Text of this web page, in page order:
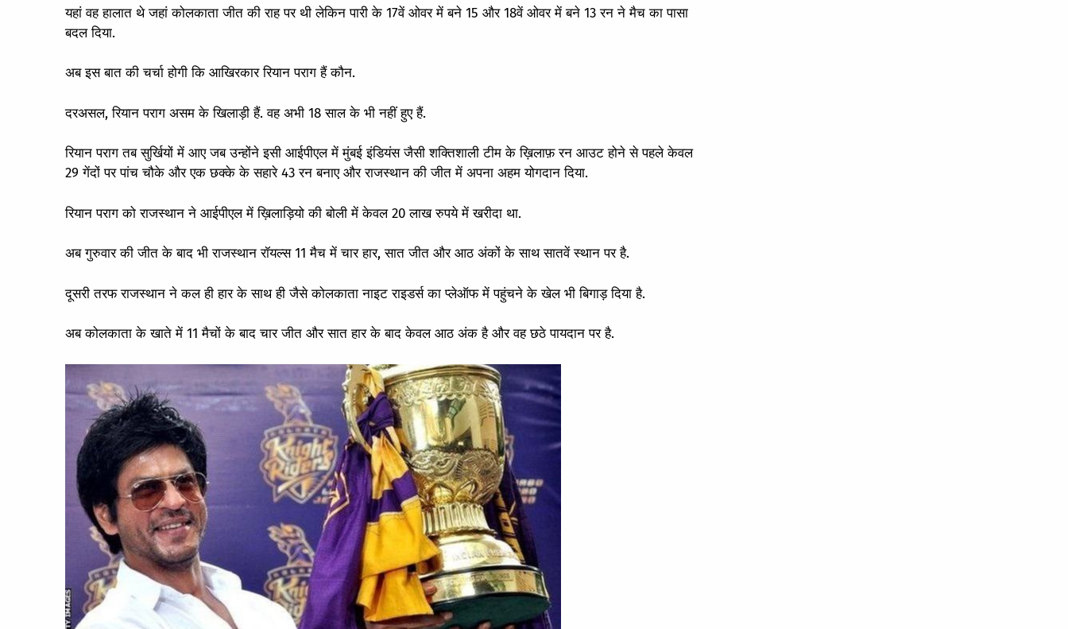
यहां वह हालात थे जहां कोलकाता जीत की राह पर थी लेकिन पारी के 17वें ओवर में बने 15 और 18वें ओवर में बने 13 रन ने मैच का पासा
बदल दिया.
अब इस बात की चर्चा होगी कि आखिरकार रियान पराग हैं कौन.
दरअसल, रियान पराग असम के खिलाड़ी हैं. वह अभी 18 साल के भी नहीं हुए हैं.
रियान पराग तब सुर्खियों में आए जब उन्होंने इसी आईपीएल में मुंबई इंडियंस जैसी शक्तिशाली टीम के ख़िलाफ़ रन आउट होने से पहले केवल
29 गेंदों पर पांच चौके और एक छक्के के सहारे 43 रन बनाए और राजस्थान की जीत में अपना अहम योगदान दिया.
रियान पराग को राजस्थान ने आईपीएल में ख़िलाड़ियो की बोली में केवल 20 लाख रुपये में खरीदा था.
अब गुरुवार की जीत के बाद भी राजस्थान रॉयल्स 11 मैच में चार हार, सात जीत और आठ अंकों के साथ सातवें स्थान पर है.
दूसरी तरफ राजस्थान ने कल ही हार के साथ ही जैसे कोलकाता नाइट राइडर्स का प्लेऑफ में पहुंचने के खेल भी बिगाड़ दिया है.
अब कोलकाता के खाते में 11 मैचों के बाद चार जीत और सात हार के बाद केवल आठ अंक है और वह छठे पायदान पर है.